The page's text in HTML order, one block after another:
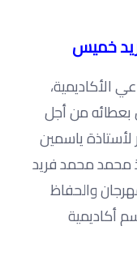
خميس
الأكاديمية،
بعطائه من أجل
لأستاذة ياسمين
محمد محمد فريد
والحفاظ
أكاديمية